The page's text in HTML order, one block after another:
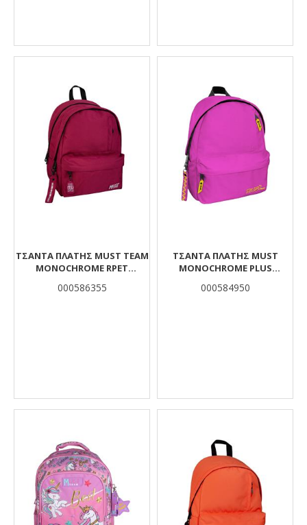
ΤΣΆΝΤΑ ΠΛΆΤΗΣ MUST TEAM
MONOCHROME RPET
ΘΉΚΕΣ
000586355
ΤΣΆΝΤΑ ΠΛΆΤΗΣ MUST
MONOCHROME PLUS
ΚΕΝΤΡΙΚΉ ΘΉΚΗ
000584950